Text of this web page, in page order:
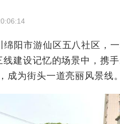
绵阳市游仙区五八社区，
线建设记忆的场景中，携
成为街头一道亮丽风景线。